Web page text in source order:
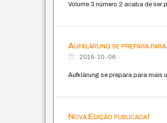
Volume 3 número 2 acaba de ser
Aufklärung se prepara para
2016-10-06
Aufklärung se prepara para mais
Nova Edição publicada!